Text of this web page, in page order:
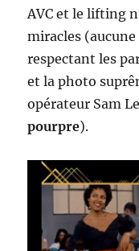
AVC et le lifting
miracles
respectant les
et la photo
opérateur Sam
pourpre).